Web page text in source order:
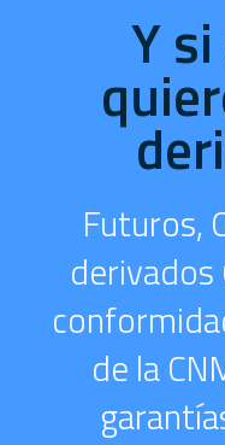
Y
Futuros,
derivados
de la